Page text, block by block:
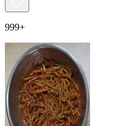
999+